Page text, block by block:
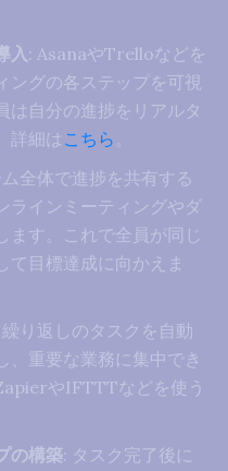
入: AsanaやTrelloなどを
ングの各ステップを可視
は自分の進捗をリアルタ
詳細は こちら
全体で進捗を共有する
ラインミーティングやダ
ます。これで全員が同じ
て目標達成に向かえま
繰り返しのタスクを自動
、重要な業務に集中でき
やIFTTTなどを使う
の構築: タスク完了後に